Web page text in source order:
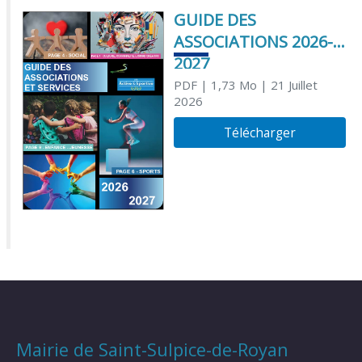
GUIDE DES
ASSOCIATIONS 2026-
2027
PDF| 1,73 Mo | 21 Juillet
2026
Télécharger
Mairie de Saint-Sulpice-de-Royan